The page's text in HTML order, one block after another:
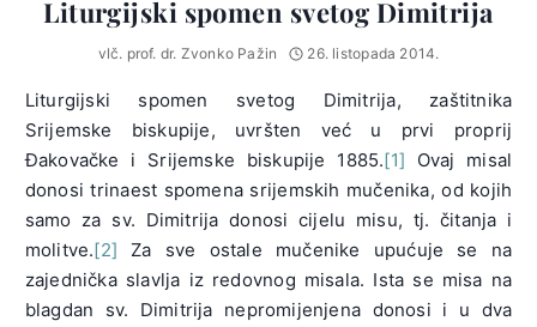
Liturgijski spomen svetog Dimitrija
vlč. prof. dr. Zvonko Pažin 26. listopada 2014.
Liturgijski spomen svetog Dimitrija, zaštitnika
Srijemske biskupije, uvršten već u prvi proprij
Đakovačke i Srijemske biskupije 1885.[1] Ovaj misal
donosi trinaest spomena srijemskih mučenika, od kojih
samo za sv. Dimitrija donosi cijelu misu, tj. čitanja i
molitve.[2] Za sve ostale mučenike upućuje se na
zajednička slavlja iz redovnog misala. Ista se misa na
blagdan sv. Dimitrija nepromijenjena donosi i u dva